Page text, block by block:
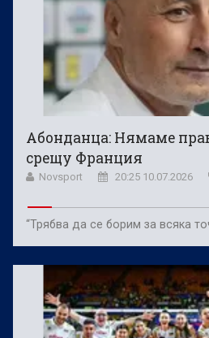
Абонданца: Нямаме
срещу Франция
Novsport 20:25 10.07.2026
“Трябва да се борим за всяка